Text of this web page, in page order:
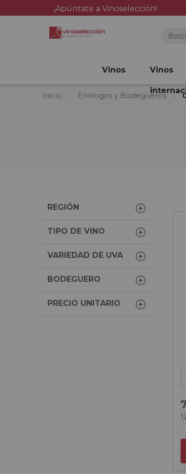
¡Apúntate a Vinoselección!
Vinos Vinos
Inicio Enólogos y Bodegueros
REGIÓN
TIPO DE VINO
VARIEDAD DE UVA
BODEGUERO
PRECIO UNITARIO